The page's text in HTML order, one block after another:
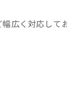
広く対応して